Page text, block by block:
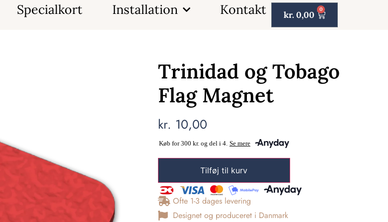
Specialkort Installation Kontakt kr. 0,00
0
Trinidad og Tobago
Flag Magnet
kr. 10,00
Tilføj til kurv
Ofte 1-3 dages levering
Designet og produceret i Danmark